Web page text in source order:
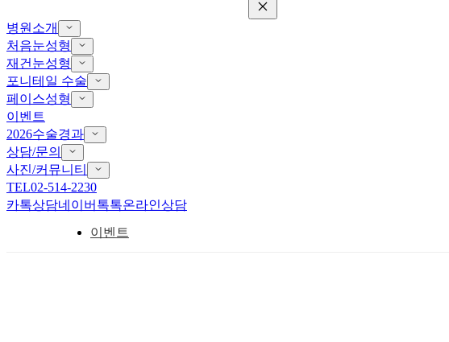
병원소개
처음눈성형
재건눈성형
포니테일 수술
페이스성형
이벤트
2026수술경과
상담/문의
사진/커뮤니티
TEL02-514-2230
카톡상담네이버톡톡온라인상담
이벤트